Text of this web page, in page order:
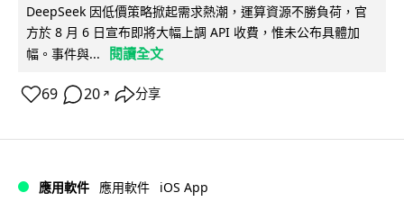
DeepSeek 因低價策略掀起需求熱潮，運算資源不勝負荷，官
方於 8 月 6 日宣布即將大幅上調 API 收費，惟未公布具體加
幅。事件與...
閱讀全文
69 20 ↗ 分享
應用軟件 應用軟件 iOS App